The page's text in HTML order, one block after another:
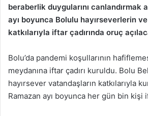
beraberlik duygularını canlandırmak
ayı boyunca Bolulu hayırseverlerin
katkılarıyla iftar çadırında oruç
Bolu’da pandemi koşullarının
meydanına iftar çadırı kuruldu. Bolu
hayırsever vatandaşların katkılarıyla
Ramazan ayı boyunca her gün bin kişi